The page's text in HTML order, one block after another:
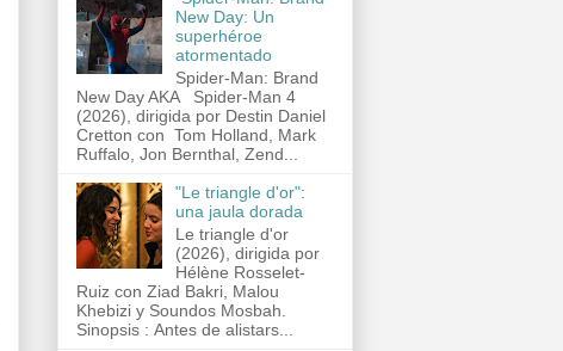
New Day: Un
superhéroe
atormentado
Spider-Man: Brand
New Day AKA Spider-Man 4
(2026), dirigida por Destin Daniel
Cretton con Tom Holland, Mark
Ruffalo, Jon Bernthal, Zend...
"Le triangle d'or":
una jaula dorada
Le triangle d'or
(2026), dirigida por
Hélène Rosselet-
Ruiz con Ziad Bakri, Malou
Khebizi y Soundos Mosbah.
Sinopsis : Antes de alistars...